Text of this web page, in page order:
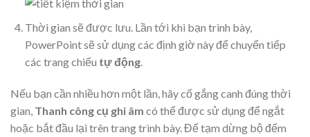
Thời gian sẽ được lưu. Lần tới khi bạn trình bày,
PowerPoint sẽ sử dụng các định giờ này để chuyển tiếp
các trang chiếu tự động.
Nếu bạn cần nhiều hơn một lần, hãy cố gắng canh đúng thời
gian, Thanh công cụ ghi âm có thể được sử dụng để ngắt
hoặc bắt đầu lại trên trang trình bày. Để tạm dừng bộ đếm